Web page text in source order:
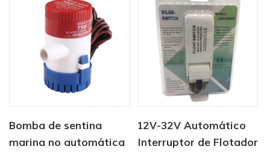
Bomba de sentina
marina no automática
12V-32V Automático
Interruptor de Flotador